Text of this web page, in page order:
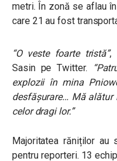
metri. În zonă se aflau
care 21 au fost
“O veste foarte tristă”,
Sasin pe Twitter.
“
explozii în mina
desfășurare… Mă
celor dragi lor.”
Majoritatea răniților au
pentru reporteri. 13